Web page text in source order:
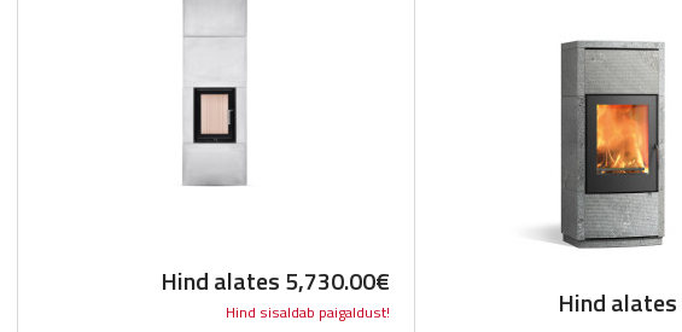
Hind alates5,730.00€
Hind sisaldab paigaldust! Hind alates